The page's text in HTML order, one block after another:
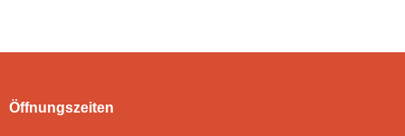
Öffnungszeiten